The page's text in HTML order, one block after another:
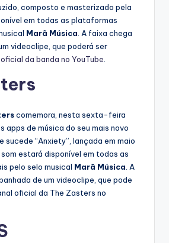
composto e masterizado pela
em todas as plataformas
Marã Música . A faixa chega
videoclipe, que poderá ser
da banda no YouTube
comemora, nesta sexta-feira
apps de música do seu mais novo
sucede “Anxiety”, lançada em maio
estará disponível em todas as
pelo selo musical Marã Música . A
de um videoclipe, que pode
oficial da The Zasters no